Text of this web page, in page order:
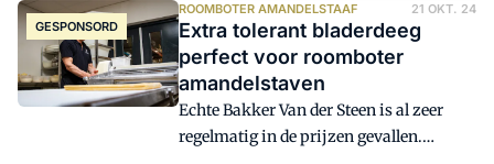
trend blijft zich ontwikkelen en bakkers
kunnen met verrassende combinaties
het verschil maken.
GESPONSORD
ROOMBOTER AMANDELSTAAF 21 OKT. 24
Extra tolerant bladerdeeg
perfect voor roomboter
amandelstaven
Echte Bakker Van der Steen is al zeer
regelmatig in de prijzen gevallen.